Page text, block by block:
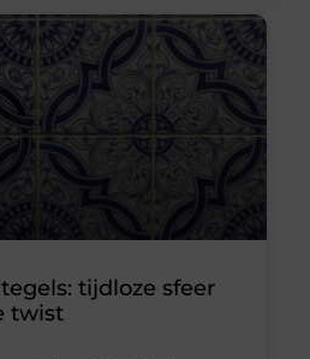
tijdloze sfeer
twist